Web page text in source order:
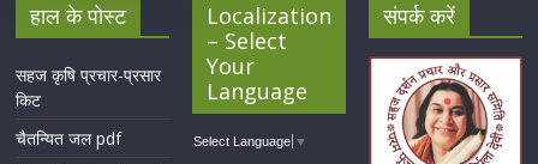
हाल के पोस्ट
सहज कृषि प्रचार-प्रसार
किट
चैतन्यित जल pdf
Localization
– Select
Your
Language
Select Language ▼
संपर्क करें